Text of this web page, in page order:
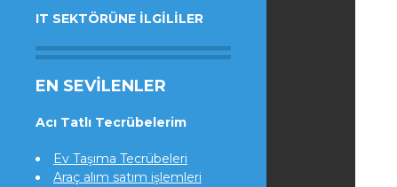
IT SEKTÖRÜNE İLGILILER
EN SEVILENLER
Acı Tatlı Tecrübelerim
Ev Taşıma Tecrübeleri
Araç alım satım işlemleri